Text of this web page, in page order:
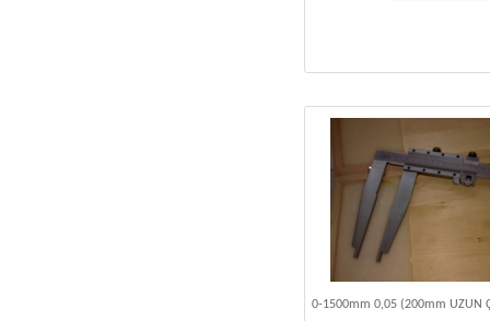
0-1500mm 0,05 (200mm UZUN